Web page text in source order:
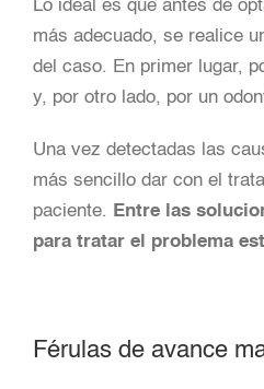
Lo ideal es que antes de
más adecuado, se realice
del caso. En primer lugar,
y, por otro lado, por un
Una vez detectadas las
más sencillo dar con el
paciente. Entre las
para tratar el problema
Férulas de avance